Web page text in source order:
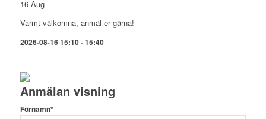
16 Aug
Varmt välkomna, anmäl er gärna!
2026-08-16 15:10 - 15:40
Anmälan visning
Förnamn*